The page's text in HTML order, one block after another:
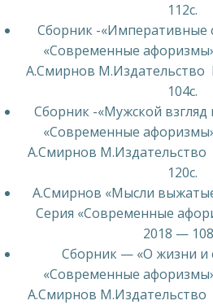
112с.
Сборник -«Императивные
«Современные
А.Смирнов М.Издательство
104с.
Сборник -«Мужской
«Современные
А.Смирнов
120с.
А.Смирнов «Мысли
Серия «Современные
2018 —
Сборник — «О жизни и
«Современные
А.Смирнов